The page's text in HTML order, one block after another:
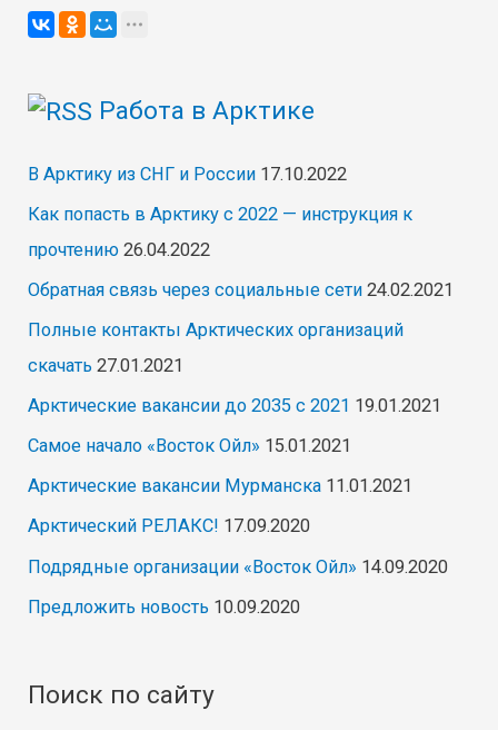
Работа в Арктике
В Арктику из СНГ и России 17.10.2022
Как попасть в Арктику с 2022 — инструкция к
прочтению 26.04.2022
Обратная связь через социальные сети 24.02.2021
Полные контакты Арктических организаций
скачать 27.01.2021
Арктические вакансии до 2035 с 2021 19.01.2021
Самое начало «Восток Ойл» 15.01.2021
Арктические вакансии Мурманска 11.01.2021
Арктический РЕЛАКС! 17.09.2020
Подрядные организации «Восток Ойл» 14.09.2020
Предложить новость 10.09.2020
Поиск по сайту